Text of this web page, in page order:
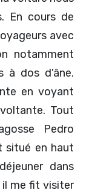
En cours de
avec
notamment
à dos d'âne.
en voyant
Tout
Pedro
situé en haut
dans
il me fit visiter